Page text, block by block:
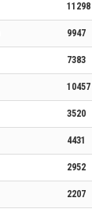
11298
9947
7383
10457
3520
4431
2952
2207